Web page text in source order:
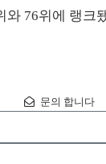
와 76위에 랭크
문의 합니다